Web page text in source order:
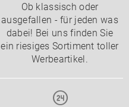
Ob klassisch oder
ausgefallen - für jeden was
dabei! Bei uns finden Sie
ein riesiges Sortiment toller
Werbeartikel.